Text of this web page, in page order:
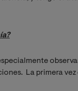
La primera